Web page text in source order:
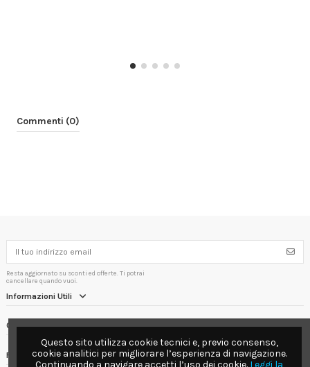
Commenti (0)
Resta aggiornato su sconti ed offerte. Ti potrai
cancellare quando vuoi.
Informazioni Utili
Contact us
Follow us
Questo sito utilizza cookie tecnici e, previo consenso,
cookie analitici per migliorare l’esperienza di navigazione.
Continuando a navigare accetti l’uso dei cookie. Leggi la